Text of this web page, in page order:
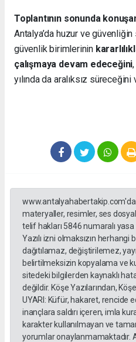
Toplantının sonunda
Antalya’da huzur ve
güvenlik birimlerinin
çalışmaya devam edeceğini
yılında da aralıksız süreceğini
www.antalyahabertakip.com'da
materyaller, resimler, ses
telif hakları 5846 numaralı
Yazılı izni olmaksızın
dağıtılamaz, değiştirilemez,
belirtilmeksizin kopyalama ve
sitedeki bilgilerden kaynaklı
değildir. Köşe Yazılarından,
UYARI: Küfür, hakaret, rencide
inançlara saldırı içeren, imla
karakter kullanılmayan ve
yorumlar onaylanmamaktadır.